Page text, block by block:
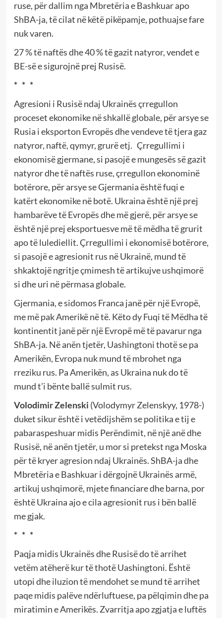
ruse, për dallim nga Mbretëria e Bashkuar apo
ShBA-ja, të cilat në këtë pikëpamje, pothuajse fare
nuk varen.
27 % të naftës dhe 40 % të gazit natyror, vendet e
BE-së e sigurojnë prej Rusisë.
* * *
Agresioni i Rusisë ndaj Ukrainës çrregullon
proceset ekonomike në shkallë globale, për arsye se
Rusia i eksporton Evropës dhe vendeve të tjera gaz
natyror, naftë, qymyr, grurë etj. Çrregullimi i
ekonomisë gjermane, si pasojë e mungesës së gazit
natyror dhe të naftës ruse, çrregullon ekonominë
botërore, për arsye se Gjermania është fuqi e
katërt ekonomike në botë. Ukraina është një prej
hambarëve të Evropës dhe më gjerë, për arsye se
është një prej eksportuesve më të mëdha të grurit
apo të lulediellit. Çrregullimi i ekonomisë botërore,
si pasojë e agresionit rus në Ukrainë, mund të
shkaktojë ngritje çmimesh të artikujve ushqimorë
si dhe uri në përmasa globale.
Gjermania, e sidomos Franca janë për një Evropë,
me më pak Amerikë në të. Këto dy Fuqi të Mëdha të
kontinentit janë për një Evropë më të pavarur nga
ShBA-ja. Në anën tjetër, Uashingtoni thotë se pa
Amerikën, Evropa nuk mund të mbrohet nga
rreziku rus. Pa Amerikën, as Ukraina nuk do të
mund t’i bënte ballë sulmit rus.
Volodimir Zelenski (Volodymyr Zelenskyy, 1978-)
duket sikur është i vetëdijshëm se politika e tij e
pabaraspeshuar midis Perëndimit, në një anë dhe
Rusisë, në anën tjetër, u mor si pretekst nga Moska
për të kryer agresion ndaj Ukrainës. ShBA-ja dhe
Mbretëria e Bashkuar i dërgojnë Ukrainës armë,
artikuj ushqimorë, mjete financiare dhe barna, por
është Ukraina ajo e cila agresionit rus i bën ballë
me gjak.
* * *
Paqja midis Ukrainës dhe Rusisë do të arrihet
vetëm atëherë kur të thotë Uashingtoni. Është
utopi dhe iluzion të mendohet se mund të arrihet
paqe midis palëve ndërluftuese, pa pëlqimin dhe pa
miratimin e Amerikës. Zvarritja apo zgjatja e luftës